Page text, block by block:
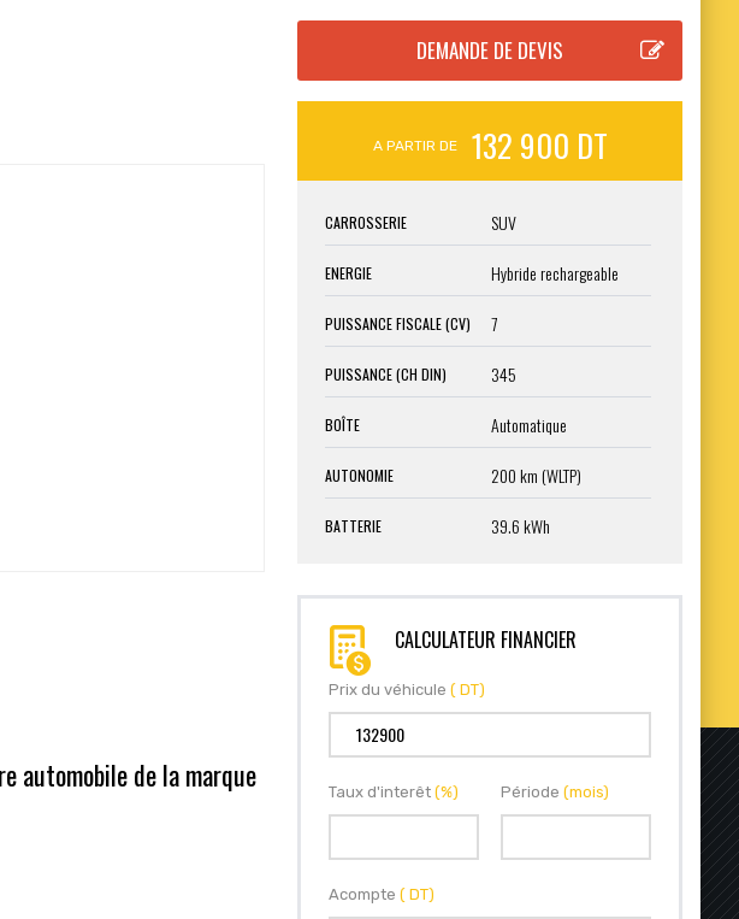
automobile de la marque
A PARTIR DE 132 900 DT
CARROSSERIE SUV
ENERGIE Hybride rechargeable
PUISSANCE FISCALE (CV) 7
PUISSANCE (CH DIN) 345
BOÎTE Automatique
AUTONOMIE 200 km (WLTP)
BATTERIE 39.6 kWh
CALCULATEUR FINANCIER
Prix du véhicule ( DT)
Taux d'interêt (%) Période (mois)
Acompte ( DT)